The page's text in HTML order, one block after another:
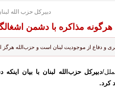
دبیرکل حزب الله
مذاکره با دشمن
و دفاع از موجودیت لبنان است و حزب‌الله هرگز
دبیرکل حزب‌الله لبنان با بیان
کرد.